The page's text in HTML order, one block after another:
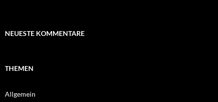
NEUESTE KOMMENTARE
THEMEN
Allgemein